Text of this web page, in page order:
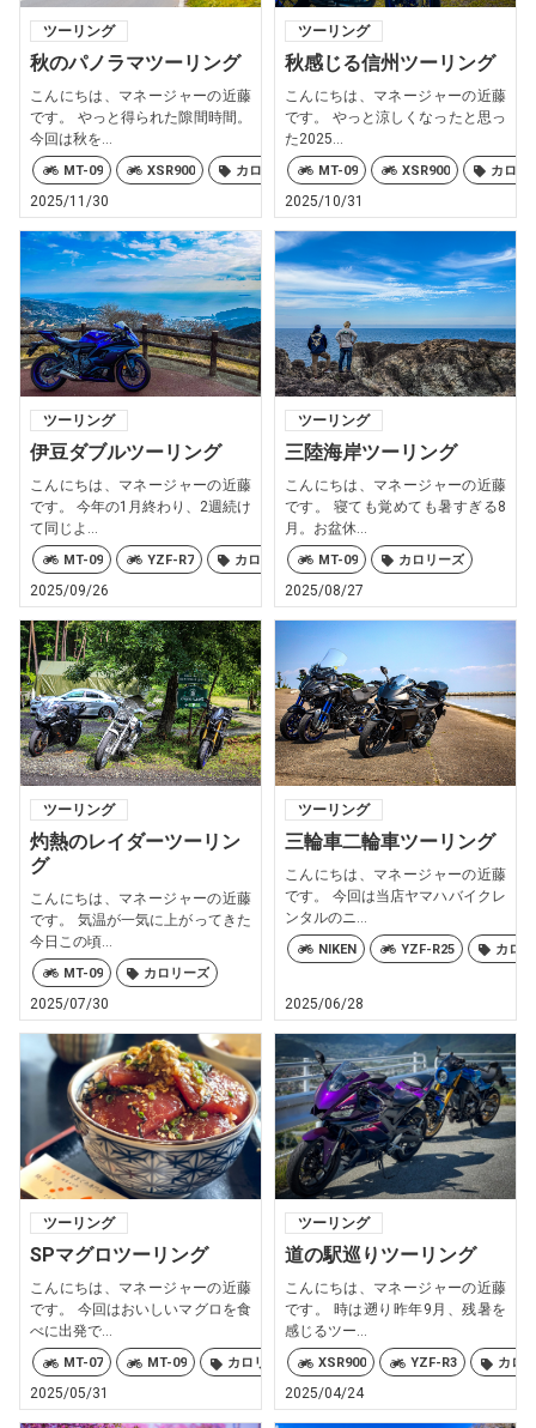
ツーリング
秋のパノラマツーリング
こんにちは、マネージャーの近藤
です。 やっと得られた隙間時間。
今回は秋を...
MT-09 XSR900 カロリーズ
2025/11/30
ツーリング
秋感じる信州ツーリング
こんにちは、マネージャーの近藤
です。 やっと涼しくなったと思っ
た2025...
MT-09 XSR900 カロリ
2025/10/31
ツーリング
伊豆ダブルツーリング
こんにちは、マネージャーの近藤
です。 今年の1月終わり、2週続け
て同じよ...
MT-09 YZF-R7 カロリーズ
2025/09/26
ツーリング
三陸海岸ツーリング
こんにちは、マネージャーの近藤
です。 寝ても覚めても暑すぎる8
月。お盆休...
MT-09 カロリーズ
2025/08/27
ツーリング
灼熱のレイダーツーリン
グ
こんにちは、マネージャーの近藤
です。 気温が一気に上がってきた
今日この頃...
MT-09 カロリーズ
2025/07/30
ツーリング
三輪車二輪車ツーリング
こんにちは、マネージャーの近藤
です。 今回は当店ヤマハバイクレ
ンタルのニ...
NIKEN YZF-R25 カロ
2025/06/28
ツーリング
SPマグロツーリング
こんにちは、マネージャーの近藤
です。 今回はおいしいマグロを食
べに出発で...
MT-07 MT-09 カロリーズ
2025/05/31
ツーリング
道の駅巡りツーリング
こんにちは、マネージャーの近藤
です。 時は遡り昨年9月、残暑を
感じるツー...
XSR900 YZF-R3 カロ
2025/04/24